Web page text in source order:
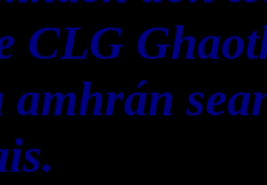
CLG
amhrán